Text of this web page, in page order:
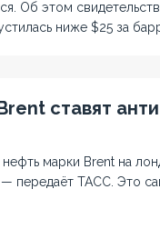
Об этом
ниже $25 за
ставят
марки Brent на
передаёт ТАСС. Это